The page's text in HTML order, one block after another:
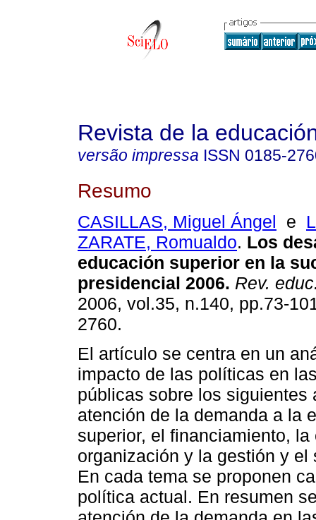
Revista de la
versão impressa ISSN 0185-
Resumo
CASILLAS, Miguel Ángel e
ZARATE, Romualdo. Los
educación superior en la
presidencial 2006. Rev.
2006, vol.35, n.140, pp.73-
2760.
El artículo se centra en un
impacto de las políticas en
públicas sobre los siguientes
atención de la demanda a la
superior, el financiamiento, la
organización y la gestión y el
En cada tema se proponen
política actual. En resumen